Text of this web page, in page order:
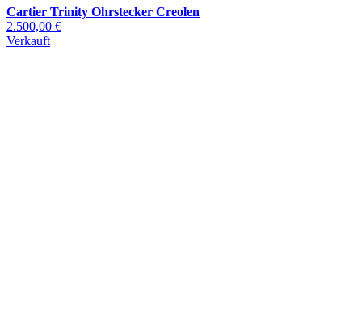
Cartier Trinity Ohrstecker Creolen
2.500,00 €
Verkauft